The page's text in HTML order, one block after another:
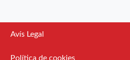
Avís Legal
Política de cookies